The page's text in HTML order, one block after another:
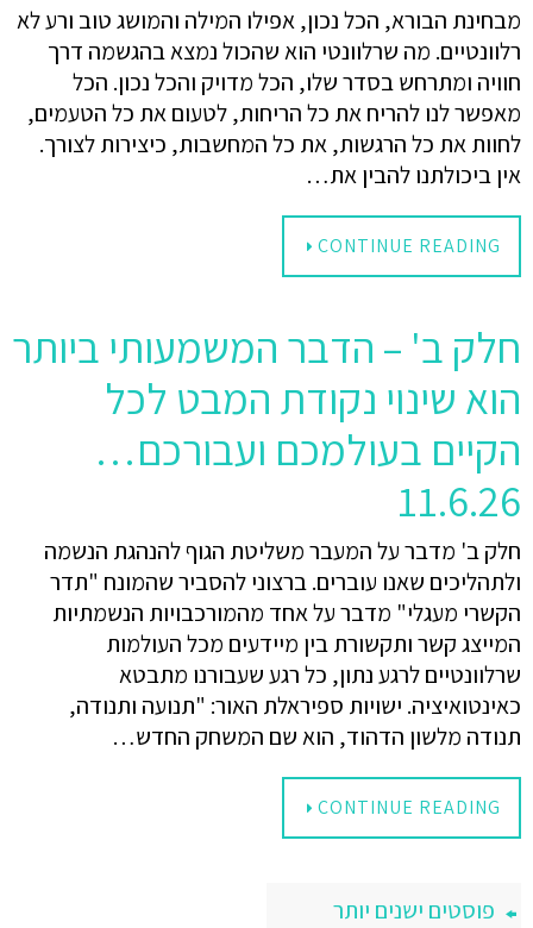
מבחינת הבורא, הכל נכון, אפילו המילה והמושג טוב ורע לא
רלוונטיים. מה שרלוונטי הוא שהכול נמצא בהגשמה דרך
חוויה ומתרחש בסדר שלו, הכל מדויק והכל נכון. הכל
מאפשר לנו להריח את כל הריחות, לטעום את כל הטעמים,
לחוות את כל הרגשות, את כל המחשבות, כיצירות לצורך.
אין ביכולתנו להבין את…
CONTINUE READING
חלק ב' – הדבר המשמעותי ביותר
הוא שינוי נקודת המבט לכל
הקיים בעולמכם ועבורכם…
11.6.26
חלק ב' מדבר על המעבר משליטת הגוף להנהגת הנשמה
ולתהליכים שאנו עוברים. ברצוני להסביר שהמונח "תדר
הקשרי מעגלי" מדבר על אחד מהמורכבויות הנשמתיות
המייצג קשר ותקשורת בין מיידעים מכל העולמות
שרלוונטיים לרגע נתון, כל רגע שעבורנו מתבטא
כאינטואיציה. ישויות ספיראלת האור: "תנועה ותנודה,
תנודה מלשון הדהוד, הוא שם המשחק החדש…
CONTINUE READING
פוסטים ישנים יותר